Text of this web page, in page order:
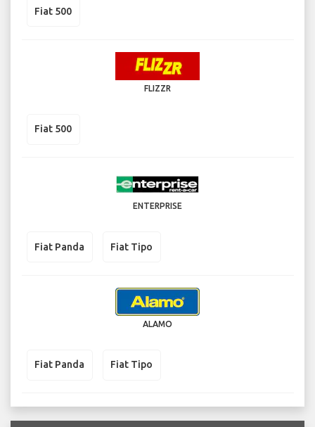
Fiat 500
FLIZZR
Fiat 500
ENTERPRISE
Fiat Panda Fiat Tipo
ALAMO
Fiat Panda Fiat Tipo